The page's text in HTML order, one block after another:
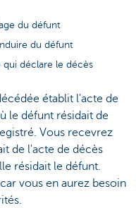
du défunt
du défunt
déclare le décès
établit l'acte de
le défunt résidait de
Vous recevrez
de l'acte de décès
résidait le défunt.
vous en aurez besoin